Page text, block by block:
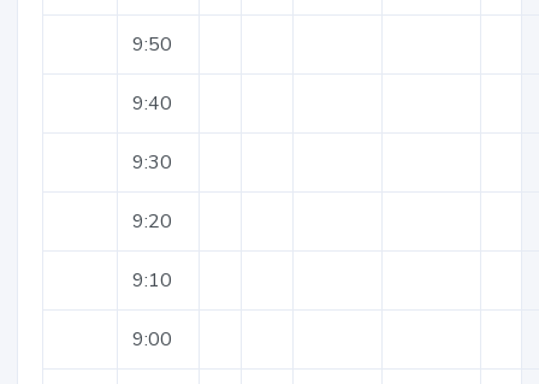
9:50
9:40
9:30
9:20
9:10
9:00